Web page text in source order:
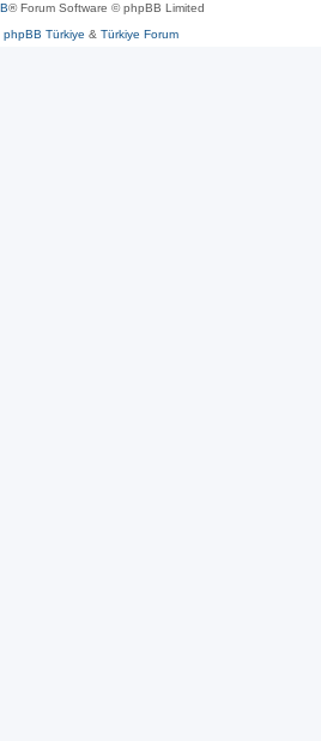
® Forum Software © phpBB Limited
phpBB Türkiye & Türkiye Forum